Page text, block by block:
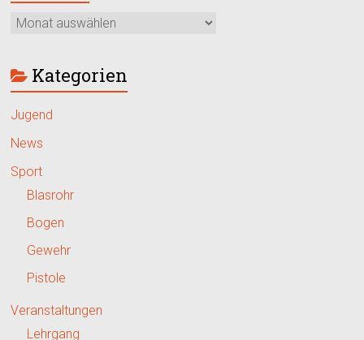
Kategorien
Jugend
News
Sport
Blasrohr
Bogen
Gewehr
Pistole
Veranstaltungen
Lehrgang